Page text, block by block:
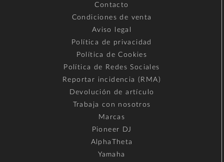
Contacto
Condiciones de venta
Aviso legal
Política de privacidad
Política de Cookies
Política de Redes Sociales
Reportar incidencia (RMA)
Devolución de artículo
Trabaja con nosotros
Marcas
Pioneer DJ
AlphaTheta
Yamaha